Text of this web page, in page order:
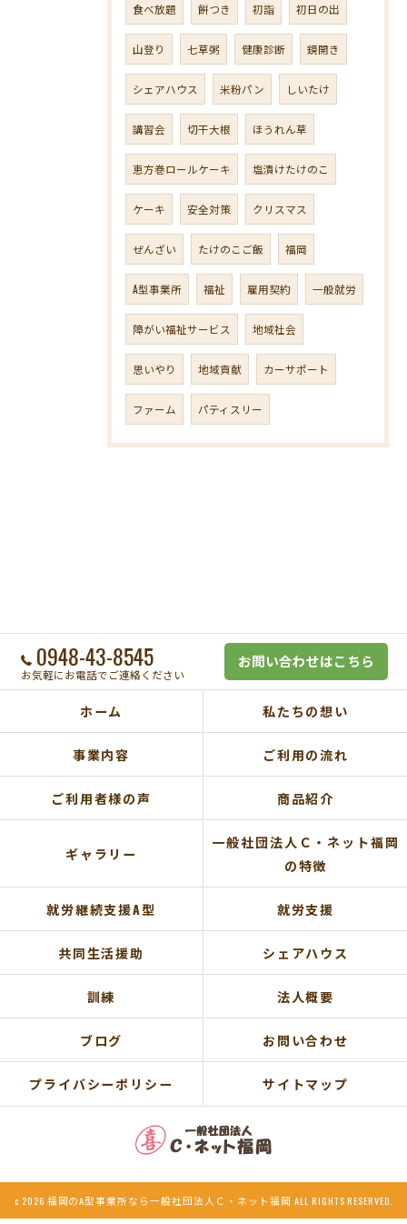
食べ放題 餅つき 初詣 初日の出
山登り 七草粥 健康診断 鏡開き
シェアハウス 米粉パン しいたけ
講習会 切干大根 ほうれん草
恵方巻ロールケーキ 塩漬けたけのこ
ケーキ 安全対策 クリスマス
ぜんざい たけのこご飯 福岡
A型事業所 福祉 雇用契約 一般就労
障がい福祉サービス 地域社会
思いやり 地域貢献 カーサポート
ファーム パティスリー
0948-43-8545
お気軽にお電話でご連絡ください
お問い合わせはこちら
ホーム 私たちの想い
事業内容 ご利用の流れ
ご利用者様の声 商品紹介
ギャラリー
一般社団法人Ｃ・ネット福岡
の特徴
就労継続支援A型 就労支援
共同生活援助 シェアハウス
訓練 法人概要
ブログ お問い合わせ
プライバシーポリシー サイトマップ
c 2026 福岡のA型事業所なら一般社団法人Ｃ・ネット福岡 ALL RIGHTS RESERVED.